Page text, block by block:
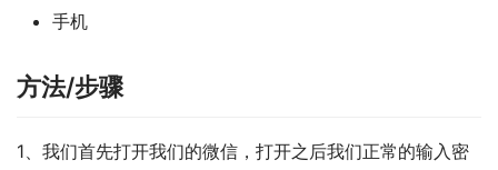
手机
方法/步骤
1、我们首先打开我们的微信，打开之后我们正常的输入密